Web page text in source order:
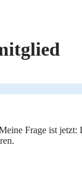
Frage ist